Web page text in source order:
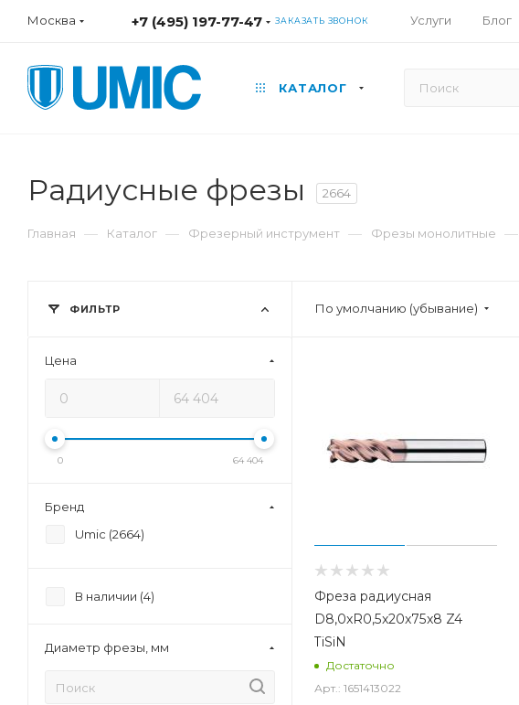
Москва +7 (495) 197-77-47 ЗАКАЗАТЬ ЗВОНОК Услуги Блог
КАТАЛОГ
Радиусные фрезы 2664
Главная — Каталог — Фрезерный инструмент — Фрезы монолитные —
По умолчанию (убывание)
Фреза радиусная
D8,0xR0,5x20x75x8 Z4
TiSiN
Достаточно
Арт.: 1651413022
ФИЛЬТР
Цена
0 64 404
Бренд
Umic (2664)
В наличии (4)
Диаметр фрезы, мм